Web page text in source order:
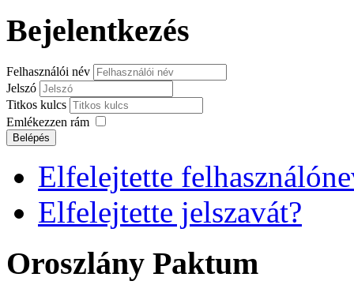
Bejelentkezés
Felhasználói név
Jelszó
Titkos kulcs
Emlékezzen rám
Belépés
Elfelejtette
Elfelejtette jelszavát?
Oroszlány Paktum